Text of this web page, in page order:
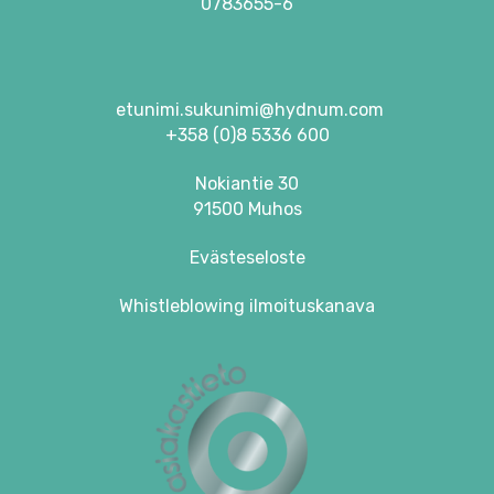
etunimi.sukunimi@hydnum.com
+358 (0)8 5336 600
Nokiantie 30
91500 Muhos
Evästeseloste
Whistleblowing ilmoituskanava